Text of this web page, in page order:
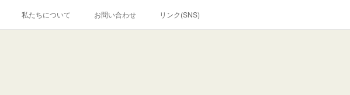
私たちについて お問い合わせ リンク(SNS)